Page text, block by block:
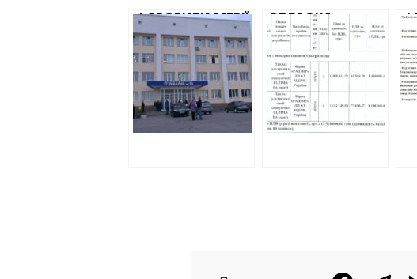
ФАВОРИТИ МЕРІЇ
ОТРИМАЛИ
ЧЕРГОВИЙ
МІЛЬЙОН НА
РЕМОНТ 13-Ї
ЛІКАРНІ. МЕДИКИ
ДРОБЛЯТЬ
ПІДРЯДИ, ЩОБ
ОБЛАСНА
ЛІКАРНЯ
ПЕРЕПЛАТИЛА 2
МІЛЬЙОНИ
ГРИВЕНЬ НА
ЗАКУПІВЛІ
АПАРАТІВ УЗД